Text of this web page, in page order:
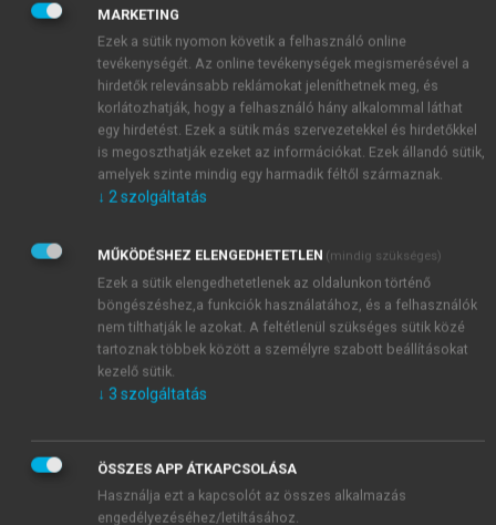
logikai értelemben mintegy keresztülvágják az eddig
elmondottakat. Az Európai Unió terminológiája
szerint ezeket a kérdéseket nevezik (angolul)cross-
vagyis horizontális szempontoknak.
Olyan kérdések fognak most előtérbe kerülni,
amelyek egyaránt tartoznak – például – a kárpótlás
témaköréhez ( 2. fejezet) vagy a kemény mag
privatizációjáéhoz (6. fejezet). Először a privatizáció
céljáról fogom elmondani mindazt, amit három
évtized gyakorlatának ismeretében érvényesnek és
fontosnak tartok (8.2.). Ezt követően egy – úgymond
– kényes politikai kérdésről, a külföldi tőke és a
külföldi befektetők szerepéről fogok szólni (8.3.).
Szó lesz még a vagyonkezelésről, amely, mint
szakkifejezés, korábban szinte teljesen ismeretlen
eladói és a vevői garanciákról (8.5.), a tanácsadók
szerepéről (8.6.) és végül a privatizáció
ellenőrzésével megbízott, különféle intézmények és
MARKETING
Ezek a sütik nyomon követik a felhasználó online
tevékenységét. Az online tevékenységek megismerésével a
hirdetők relevánsabb reklámokat jeleníthetnek meg, és
korlátozhatják, hogy a felhasználó hány alkalommal láthat
egy hirdetést. Ezek a sütik más szervezetekkel és hirdetőkkel
is megoszthatják ezeket az információkat. Ezek állandó sütik,
amelyek szinte mindig egy harmadik féltől származnak.
↓ 2 szolgáltatás
MŰKÖDÉSHEZ ELENGEDHETETLEN (mindig szükséges)
Ezek a sütik elengedhetetlenek az oldalunkon történő
böngészéshez,a funkciók használatához, és a felhasználók
nem tilthatják le azokat. A feltétlenül szükséges sütik közé
tartoznak többek között a személyre szabott beállításokat
kezelő sütik.
↓ 3 szolgáltatás
ÖSSZES APP ÁTKAPCSOLÁSA
Használja ezt a kapcsolót az összes alkalmazás
engedélyezéséhez/letiltásához.